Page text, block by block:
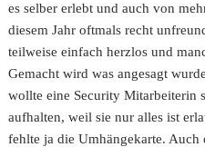
es selber erlebt und auch von
diesem Jahr oftmals recht
teilweise einfach herzlos und
Gemacht wird was angesagt
wollte eine Security Mitarbeiterin
aufhalten, weil sie nur alles ist
fehlte ja die Umhängekarte. Auch